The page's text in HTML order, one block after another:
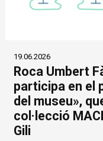
19.06.2026
Roca Umbert
participa en el
del museu»,
col·lecció
Gili